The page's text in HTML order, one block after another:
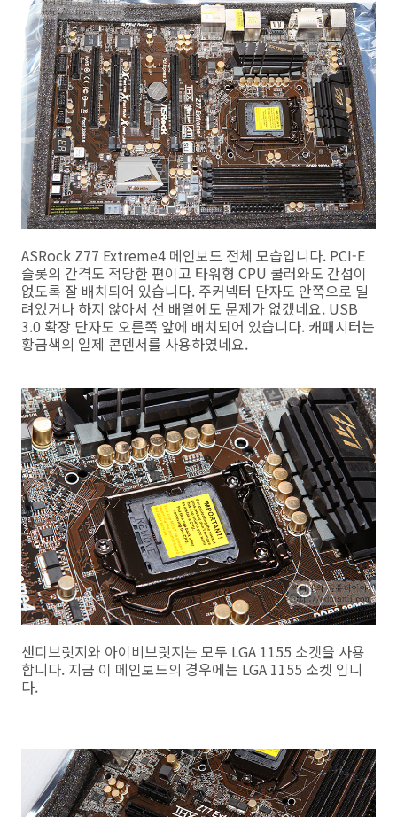
ASRock Z77 Extreme4 메인보드 전체 모습입니다. PCI-E
슬롯의 간격도 적당한 편이고 타워형 CPU 쿨러와도 간섭이
없도록 잘 배치되어 있습니다. 주커넥터 단자도 안쪽으로 밀
려있거나 하지 않아서 선 배열에도 문제가 없겠네요. USB
3.0 확장 단자도 오른쪽 앞에 배치되어 있습니다. 캐패시터는
황금색의 일제 콘덴서를 사용하였네요.
샌디브릿지와 아이비브릿지는 모두 LGA 1155 소켓을 사용
합니다. 지금 이 메인보드의 경우에는 LGA 1155 소켓 입니
다.